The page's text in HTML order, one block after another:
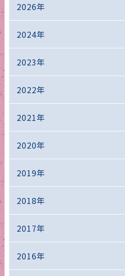
2026年
2024年
2023年
2022年
2021年
2020年
2019年
2018年
2017年
2016年